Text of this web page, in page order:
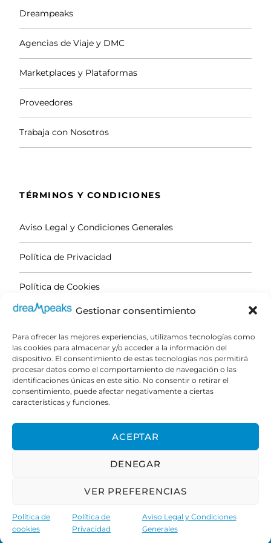
Gestionar consentimiento
Para ofrecer las mejores experiencias, utilizamos tecnologías como
las cookies para almacenar y/o acceder a la información del
dispositivo. El consentimiento de estas tecnologías nos permitirá
procesar datos como el comportamiento de navegación o las
identificaciones únicas en este sitio. No consentir o retirar el
consentimiento, puede afectar negativamente a ciertas
características y funciones.
ACEPTAR
DENEGAR
VER PREFERENCIAS
Política de
cookies
Política de
Privacidad
Aviso Legal y Condiciones
Generales
No Incluye
Transporte, Comida y Bebida.
Observaciones y
Requerimientos
HORARIO Y PROGRAMA DE ACTIVIDAD CON
PARADAS Y ALMUERZO: DE 10:30 H A 14:30 H.
Este horario es flexible y nos adaptamos a
vuestro horario escolar y de traslado en
autobús.
-10:00-10:30 h Recepción el grupo escolar en
punto de encuentro. Organización por
grupos y monitores. Merienda de media
mañana. Cursiilo rápido de introducción a la
orientación.
-11:00 h Continuación de ruta de senderismo y
Comida/Almuerzo
13:40 h. Continuación de ruta. Regreso a
punto de partida y parking.
Dreampeaks
Agencias de Viaje y DMC
Marketplaces y Plataformas
Proveedores
Trabaja con Nosotros
TÉRMINOS Y CONDICIONES
Aviso Legal y Condiciones Generales
Política de Privacidad
Política de Cookies
PAGO SEGURO
Su pago es encriptado y transferido de forma
segura con protocolo SSL.
DERECHOS RESERVADOS.